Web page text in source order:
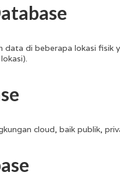
data di beberapa lokasi
cloud, baik publik,